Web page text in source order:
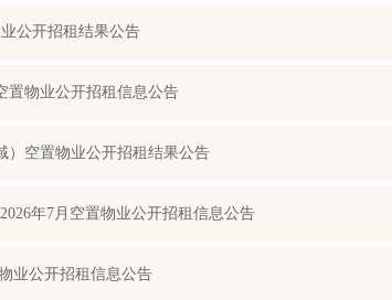
公开招租结果公告
置物业公开招租信息公告
）空置物业公开招租结果公告
年7月空置物业公开招租信息公告
业公开招租信息公告